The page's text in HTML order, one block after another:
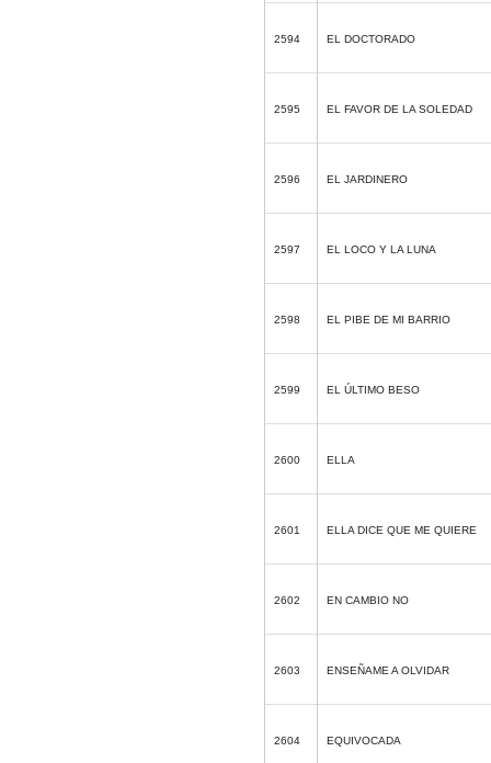
2594 EL DOCTORADO
2595 EL FAVOR DE LA SOLEDAD
2596 EL JARDINERO
2597 EL LOCO Y LA LUNA
2598 EL PIBE DE MI BARRIO
2599 EL ÚLTIMO BESO
2600 ELLA
2601 ELLA DICE QUE ME QUIERE
2602 EN CAMBIO NO
2603 ENSEÑAME A OLVIDAR
2604 EQUIVOCADA